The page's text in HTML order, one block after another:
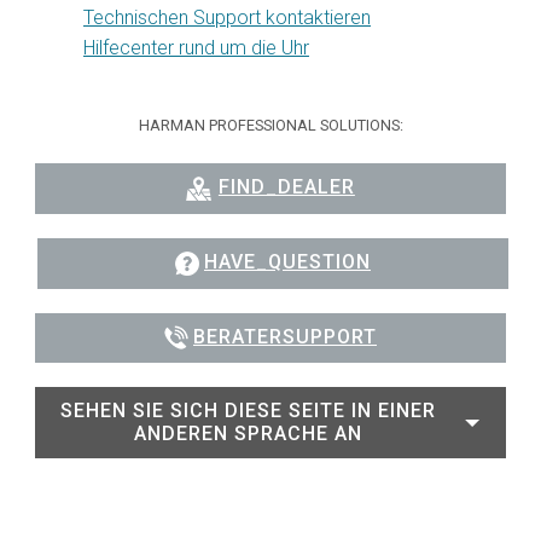
Technischen Support kontaktieren
Hilfecenter rund um die Uhr
HARMAN PROFESSIONAL SOLUTIONS:
FIND_DEALER
HAVE_QUESTION
BERATERSUPPORT
SEHEN SIE SICH DIESE SEITE IN EINER
ANDEREN SPRACHE AN